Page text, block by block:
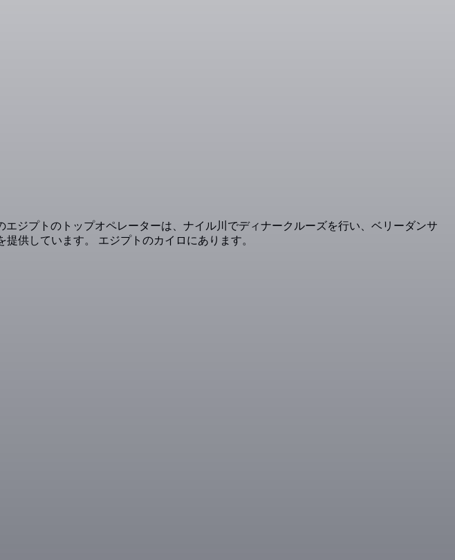
ジプトのトップオペレーターは、ナイル川でディナークルーズを行い、ベリーダンサ
供しています。 エジプトのカイロにあります。